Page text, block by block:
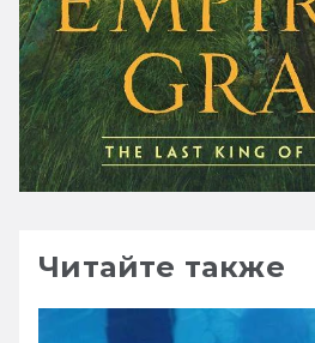
Читайте также